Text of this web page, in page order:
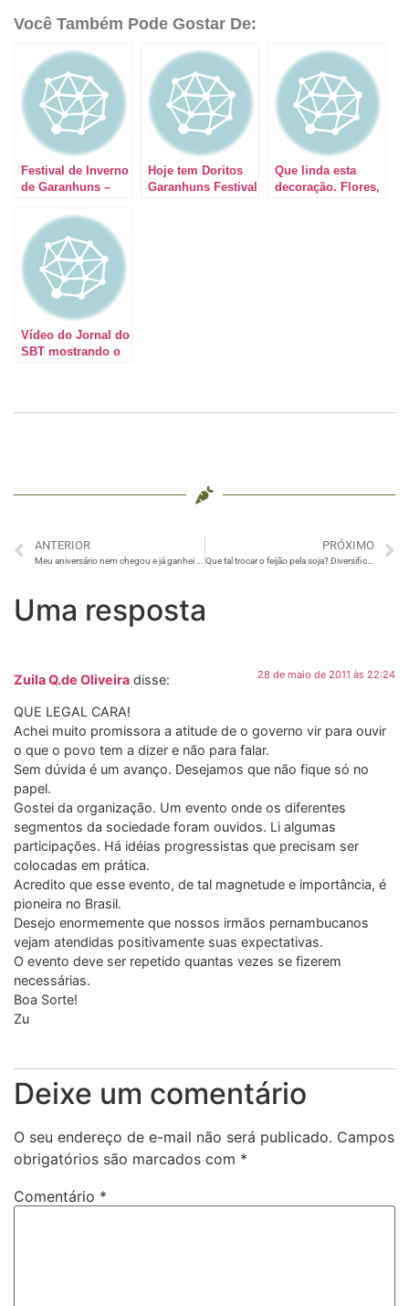
Você Também Pode Gostar De:
Festival de Inverno
de Garanhuns –
Dourado #fig2010
Hoje tem Doritos
Garanhuns Festival
Que linda esta
decoração. Flores,
Vídeo do Jornal do
SBT mostrando o
ANTERIOR PRÓXIMO
Que tal trocar o feijão pela soja? Diversificando o cardápio.
Uma resposta
Zuila Q.de Oliveira disse: 28 de maio de 2011 às 22:24
QUE LEGAL CARA!
Achei muito promissora a atitude de o governo vir para ouvir
o que o povo tem a dizer e não para falar.
Sem dúvida é um avanço. Desejamos que não fique só no
papel.
Gostei da organização. Um evento onde os diferentes
segmentos da sociedade foram ouvidos. Li algumas
participações. Há idéias progressistas que precisam ser
colocadas em prática.
Acredito que esse evento, de tal magnetude e importância, é
pioneira no Brasil.
Desejo enormemente que nossos irmãos pernambucanos
vejam atendidas positivamente suas expectativas.
O evento deve ser repetido quantas vezes se fizerem
necessárias.
Boa Sorte!
Zu
Deixe um comentário
O seu endereço de e-mail não será publicado. Campos
obrigatórios são marcados com *
Comentário *